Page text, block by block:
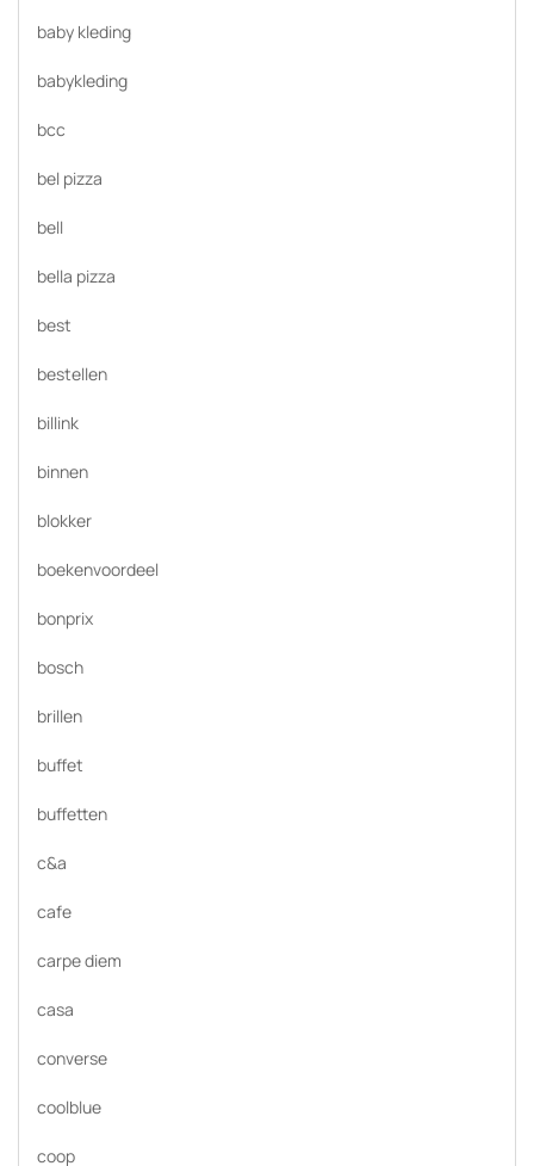
baby kleding
babykleding
bcc
bel pizza
bell
bella pizza
best
bestellen
billink
binnen
blokker
boekenvoordeel
bonprix
bosch
brillen
buffet
buffetten
c&a
cafe
carpe diem
casa
converse
coolblue
coop